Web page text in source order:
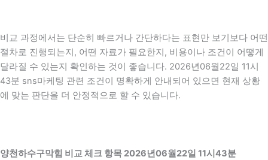
비교 과정에서는 단순히 빠르거나 간단하다는 표현만 보기보다 어떤
절차로 진행되는지, 어떤 자료가 필요한지, 비용이나 조건이 어떻게
달라질 수 있는지 확인하는 것이 좋습니다. 2026년06월22일 11시
43분 sns마케팅 관련 조건이 명확하게 안내되어 있으면 현재 상황
에 맞는 판단을 더 안정적으로 할 수 있습니다.
양천하수구막힘 비교 체크 항목 2026년06월22일 11시43분